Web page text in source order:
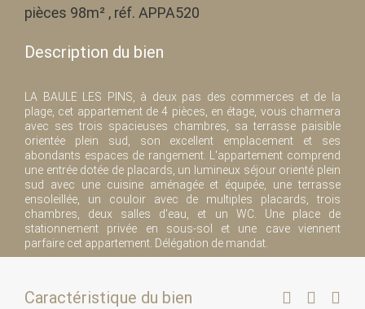
pièces 98m² , réf. APPA520
Description du bien
LA BAULE LES PINS, à deux pas des commerces et de la
plage, cet appartement de 4 pièces, en étage, vous charmera
avec ses trois spacieuses chambres, sa terrasse paisible
orientée plein sud, son excellent emplacement et ses
abondants espaces de rangement. L'appartement comprend
une entrée dotée de placards, un lumineux séjour orienté plein
sud avec une cuisine aménagée et équipée, une terrasse
ensoleillée, un couloir avec de multiples placards, trois
chambres, deux salles d'eau, et un WC. Une place de
stationnement privée en sous-sol et une cave viennent
parfaire cet appartement. Délégation de mandat.
Caractéristique du bien